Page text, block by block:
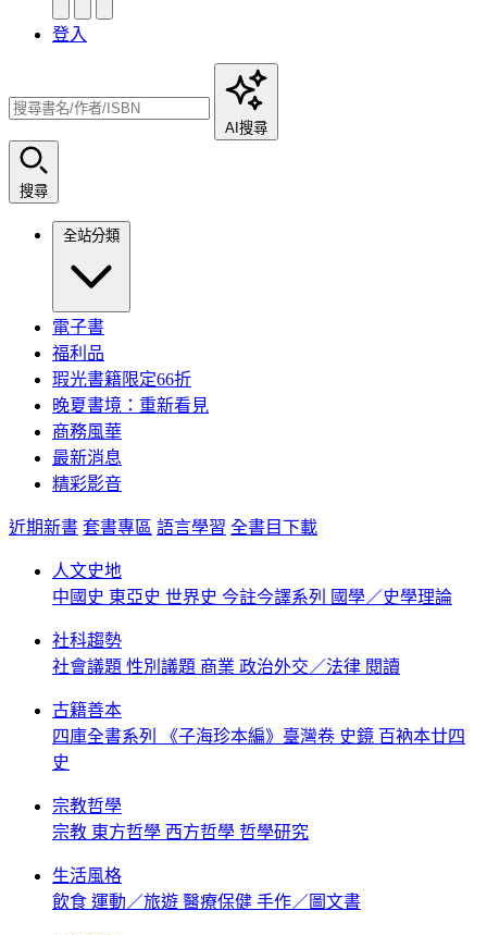
登入
AI搜尋
搜尋
全站分類
電子書
福利品
瑕光書籍限定66折
晚夏書境：重新看見
商務風華
最新消息
精彩影音
近期新書 套書專區 語言學習 全書目下載
人文史地
中國史 東亞史 世界史 今註今譯系列 國學／史學理論
社科趨勢
社會議題 性別議題 商業 政治外交／法律 閱讀
古籍善本
四庫全書系列
《子海珍本編》臺灣卷 史鏡 百衲本廿四
史
宗教哲學
宗教 東方哲學 西方哲學 哲學研究
生活風格
飲食 運動／旅遊 醫療保健 手作／圖文書